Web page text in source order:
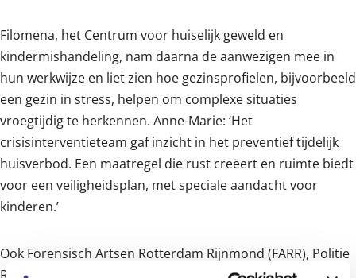
Filomena, het Centrum voor huiselijk geweld en
kindermishandeling, nam daarna de aanwezigen mee in
hun werkwijze en liet zien hoe gezinsprofielen, bijvoorbeeld
een gezin in stress, helpen om complexe situaties
vroegtijdig te herkennen. Anne-Marie: ‘Het
crisisinterventieteam gaf inzicht in het preventief tijdelijk
huisverbod. Een maatregel die rust creëert en ruimte biedt
voor een veiligheidsplan, met speciale aandacht voor
kinderen.’
Ook Forensisch Artsen Rotterdam Rijnmond (FARR), Politie